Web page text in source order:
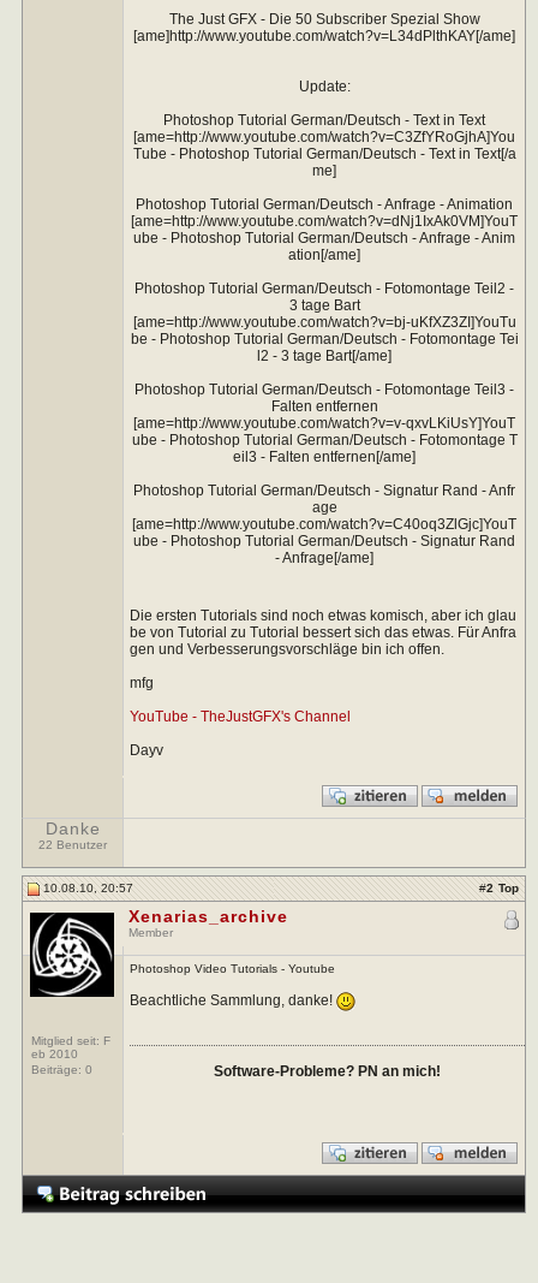
The Just GFX - Die 50 Subscriber Spezial Show
[ame]http://www.youtube.com/watch?v=L34dPlthKAY[/ame]
Update:
Photoshop Tutorial German/Deutsch - Text in Text
[ame=http://www.youtube.com/watch?v=C3ZfYRoGjhA]You
Tube - Photoshop Tutorial German/Deutsch - Text in Text[/a
me]
Photoshop Tutorial German/Deutsch - Anfrage - Animation
[ame=http://www.youtube.com/watch?v=dNj1IxAk0VM]YouT
ube - Photoshop Tutorial German/Deutsch - Anfrage - Anim
ation[/ame]
Photoshop Tutorial German/Deutsch - Fotomontage Teil2 -
3 tage Bart
[ame=http://www.youtube.com/watch?v=bj-uKfXZ3ZI]YouTu
be - Photoshop Tutorial German/Deutsch - Fotomontage Tei
l2 - 3 tage Bart[/ame]
Photoshop Tutorial German/Deutsch - Fotomontage Teil3 -
Falten entfernen
[ame=http://www.youtube.com/watch?v=v-qxvLKiUsY]YouT
ube - Photoshop Tutorial German/Deutsch - Fotomontage T
eil3 - Falten entfernen[/ame]
Photoshop Tutorial German/Deutsch - Signatur Rand - Anfr
age
[ame=http://www.youtube.com/watch?v=C40oq3ZlGjc]YouT
ube - Photoshop Tutorial German/Deutsch - Signatur Rand
- Anfrage[/ame]
Die ersten Tutorials sind noch etwas komisch, aber ich glau
be von Tutorial zu Tutorial bessert sich das etwas. Für Anfra
gen und Verbesserungsvorschläge bin ich offen.
mfg
YouTube - TheJustGFX's Channel
Dayv
Danke
22 Benutzer
10.08.10, 20:57 #2 Top
Mitglied seit: F
eb 2010
Beiträge: 0
Xenarias_archive
Member
Photoshop Video Tutorials - Youtube
Beachtliche Sammlung, danke!
Software-Probleme? PN an mich!